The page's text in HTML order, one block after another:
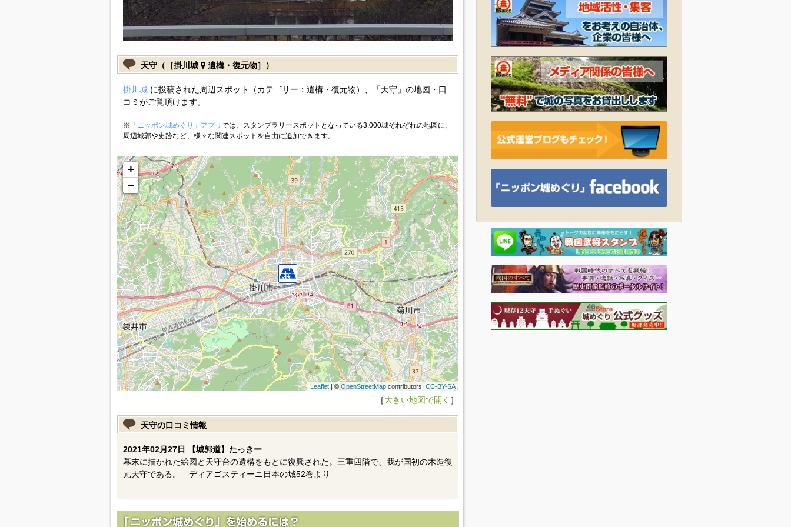
天守（［掛川城 遺構・復元物］）
掛川城に投稿された周辺スポット（カテゴリー：遺構・復元物）、「天守」の地図・口
コミがご覧頂けます。
※ 「ニッポン城めぐり」アプリ では、スタンプラリースポットとなっている3,000城それぞれの地図に、
周辺城郭や史跡など、様々な関連スポットを自由に追加できます。
+
−
Leaflet| © OpenStreetMapcontributors,CC-BY-SA
［大きい地図で開く ］
天守の口コミ情報
2021年02月27日 【城郭道】たっきー
幕末に描かれた絵図と天守台の遺構をもとに復興された。三重四階で、我が国初の木造復
元天守である。 ディアゴスティーニ日本の城52巻より